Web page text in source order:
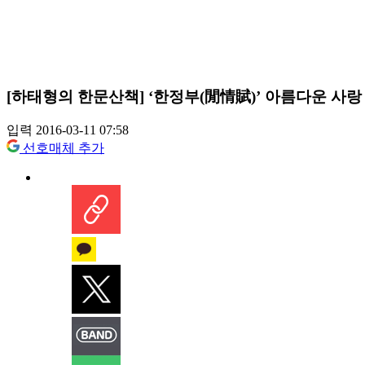
[하태형의 한문산책] ‘한정부(閒情賦)’ 아름다운 사
입력 2016-03-11 07:58
선호매체 추가